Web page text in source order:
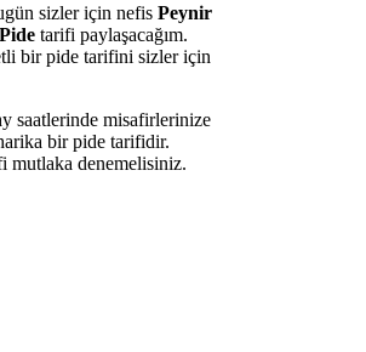
sizler için nefis Peynir
tarifi paylaşacağım.
bir pide tarifini sizler için
saatlerinde misafirlerinize
bir pide tarifidir.
mutlaka denemelisiniz.